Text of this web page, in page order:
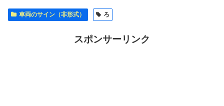
車両のサイン（非形式） ろ
スポンサーリンク